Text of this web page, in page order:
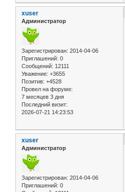
xuser
Администратор
Зарегистрирован: 2014-04-06
Приглашений: 0
Сообщений: 12111
Уважение: +3655
Позитив: +4528
Провел на форуме:
7 месяцев 3 дня
Последний визит:
2026-07-21 14:23:53
xuser
Администратор
Зарегистрирован: 2014-04-06
Приглашений: 0